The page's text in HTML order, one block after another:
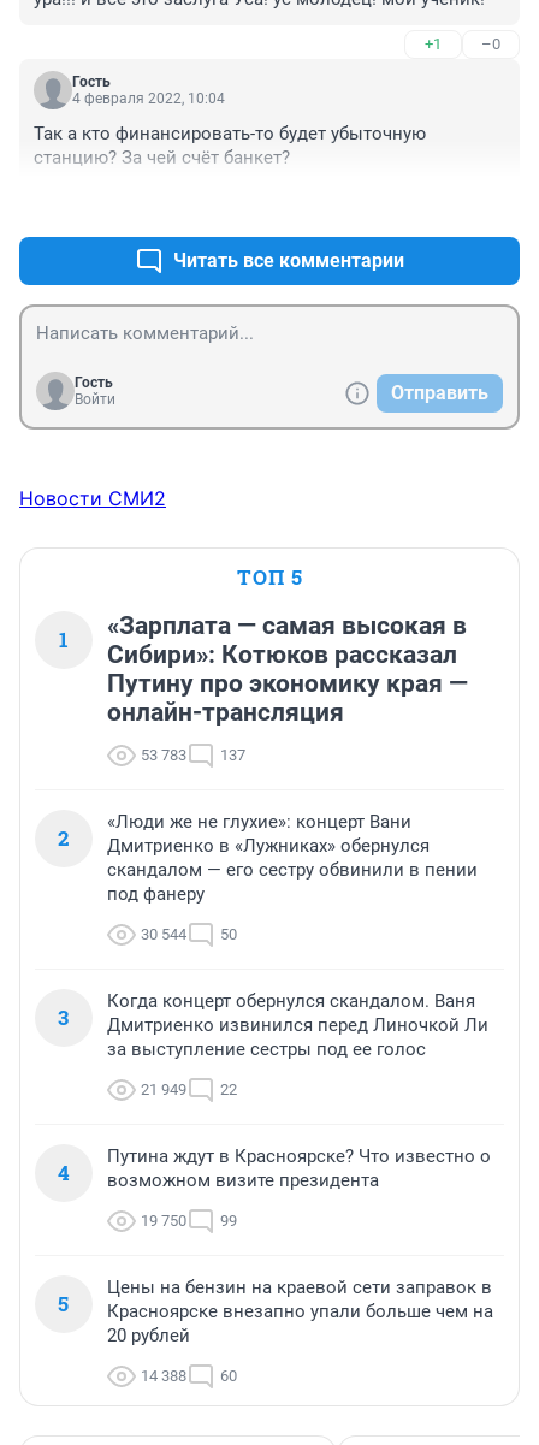
+1 –0
Гость
4 февраля 2022, 10:04
Так а кто финансировать-то будет убыточную
станцию? За чей счёт банкет?
Читать все комментарии
Гость
Войти
Отправить
Новости СМИ2
ТОП 5
1
«Зарплата — самая высокая в
Сибири»: Котюков рассказал
Путину про экономику края —
онлайн-трансляция
53 783 137
2
«Люди же не глухие»: концерт Вани
Дмитриенко в «Лужниках» обернулся
скандалом — его сестру обвинили в пении
под фанеру
30 544 50
3
Когда концерт обернулся скандалом. Ваня
Дмитриенко извинился перед Линочкой Ли
за выступление сестры под ее голос
21 949 22
4
Путина ждут в Красноярске? Что известно о
возможном визите президента
19 750 99
5
Цены на бензин на краевой сети заправок в
Красноярске внезапно упали больше чем на
20 рублей
14 388 60